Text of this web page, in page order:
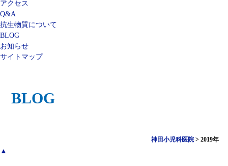
アクセス
Q&A
抗生物質について
BLOG
お知らせ
サイトマップ
BLOG
神田小児科医院 >2019年
▲